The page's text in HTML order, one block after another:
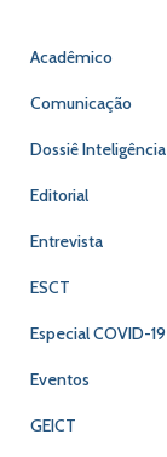
Acadêmico
Comunicação
Dossiê
Editorial
Entrevista
ESCT
Especial COVID-19
Eventos
GEICT